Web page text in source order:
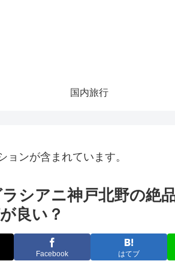
国内旅行
ンが含まれています。
シアニ神戸北野の絶
良い？
Facebook はてブ